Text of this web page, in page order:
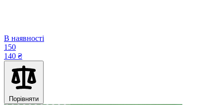
В наявності
150
140 ₴
Порівняти